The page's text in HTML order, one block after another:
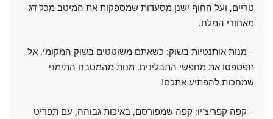
טריים, ועל החוף ישנן מסעדות שמספקות את המיטב מכל דג
מאחורי המלח.
– מנות אותנטיות בשוק: כשאתם משוטטים בשוק המקומי, אל
תפספסו את מחפשי התבלינים. מנות מהמטבח התימני
שמחכות להפתיע אתכם!
– קפה קפריצ'יו: קפה שמפורסם, באיכות גבוהה, עם תפריט